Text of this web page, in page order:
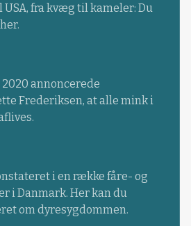
fra kvæg til kameler: Du
annoncerede
Frederiksen, at alle mink i
i en række fåre- og
i Danmark. Her kan du
om dyresygdommen.